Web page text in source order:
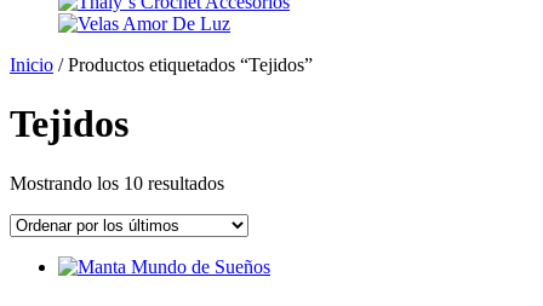
Inicio / Productos etiquetados “Tejidos”
Tejidos
Mostrando los 10 resultadosOrdenado
los